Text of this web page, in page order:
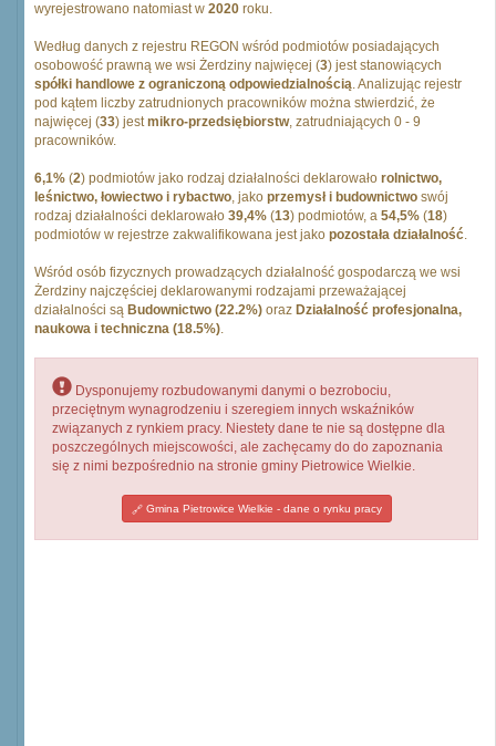
wyrejestrowano natomiast w 2020 roku.
Według danych z rejestru REGON wśród podmiotów posiadających
osobowość prawną we wsi Żerdziny najwięcej (3) jest stanowiących
spółki handlowe z ograniczoną odpowiedzialnością. Analizując rejestr
pod kątem liczby zatrudnionych pracowników można stwierdzić, że
najwięcej (33) jestmikro-przedsiębiorstw, zatrudniających 0 - 9
pracowników.
6,1% (2) podmiotów jako rodzaj działalności deklarowało rolnictwo,
leśnictwo, łowiectwo i rybactwo, jako przemysł i budownictwo swój
rodzaj działalności deklarowało 39,4% (13) podmiotów, a 54,5% (18)
podmiotów w rejestrze zakwalifikowana jest jako pozostała działalność.
Wśród osób fizycznych prowadzących działalność gospodarczą we wsi
Żerdziny najczęściej deklarowanymi rodzajami przeważającej
działalności są Budownictwo (22.2%) oraz Działalność profesjonalna,
naukowa i techniczna (18.5%).
Dysponujemy rozbudowanymi danymi o bezrobociu,
przeciętnym wynagrodzeniu i szeregiem innych wskaźników
związanych z rynkiem pracy. Niestety dane te nie są dostępne dla
poszczególnych miejscowości, ale zachęcamy do do zapoznania
się z nimi bezpośrednio na stronie gminy Pietrowice Wielkie.
Gmina Pietrowice Wielkie - dane o rynku pracy